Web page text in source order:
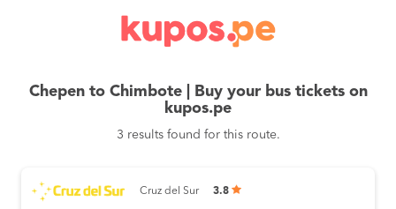
Chepen to Chimbote | Buy your bus tickets on
kupos.pe
3 results found for this route.
Cruz del Sur 3.8